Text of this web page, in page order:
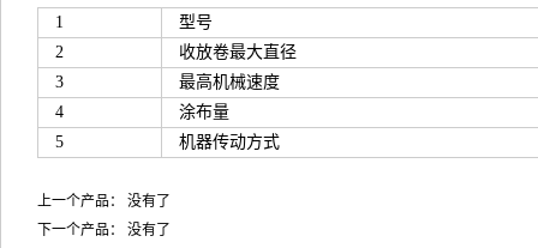
1
型号
2
收放卷最大直径
3
最高机械速度
4
涂布量
5
机器传动方式
上一个产品： 没有了
下一个产品： 没有了